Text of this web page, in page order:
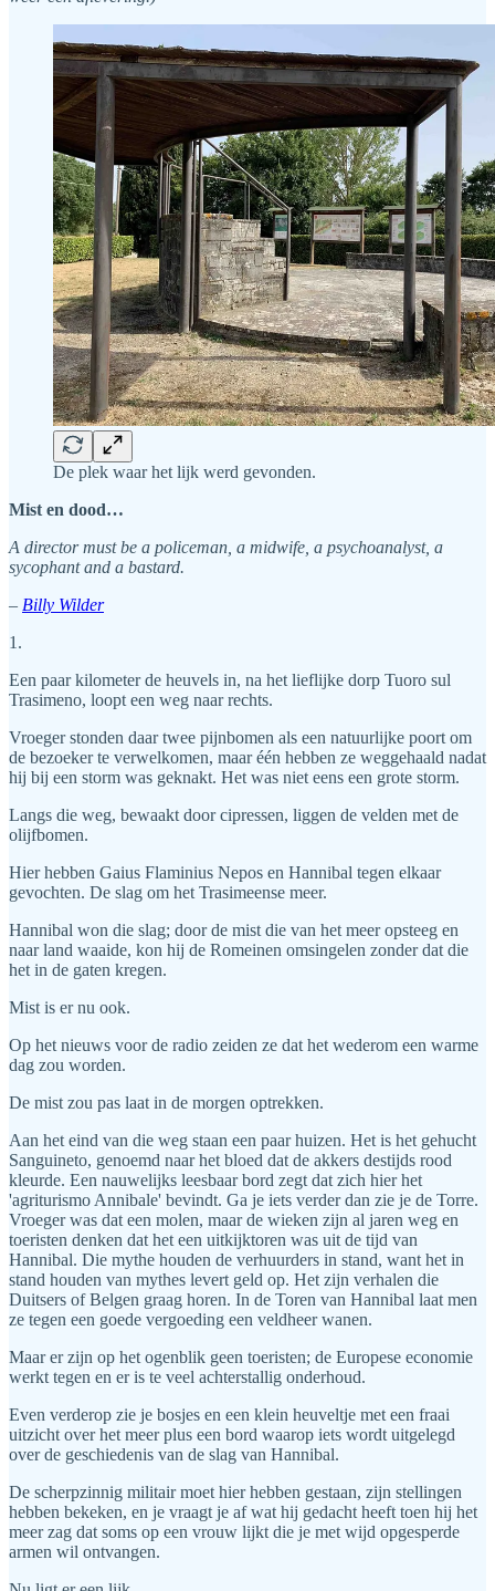
De plek waar het lijk werd gevonden.
Mist en dood…
A director must be a policeman, a midwife, a psychoanalyst, a
sycophant and a bastard.
– Billy Wilder
1.
Een paar kilometer de heuvels in, na het lieflijke dorp Tuoro sul
Trasimeno, loopt een weg naar rechts.
Vroeger stonden daar twee pijnbomen als een natuurlijke poort om
de bezoeker te verwelkomen, maar één hebben ze weggehaald nadat
hij bij een storm was geknakt. Het was niet eens een grote storm.
Langs die weg, bewaakt door cipressen, liggen de velden met de
olijfbomen.
Hier hebben Gaius Flaminius Nepos en Hannibal tegen elkaar
gevochten. De slag om het Trasimeense meer.
Hannibal won die slag; door de mist die van het meer opsteeg en
naar land waaide, kon hij de Romeinen omsingelen zonder dat die
het in de gaten kregen.
Mist is er nu ook.
Op het nieuws voor de radio zeiden ze dat het wederom een warme
dag zou worden.
De mist zou pas laat in de morgen optrekken.
Aan het eind van die weg staan een paar huizen. Het is het gehucht
Sanguineto, genoemd naar het bloed dat de akkers destijds rood
kleurde. Een nauwelijks leesbaar bord zegt dat zich hier het
'agriturismo Annibale' bevindt. Ga je iets verder dan zie je de Torre.
Vroeger was dat een molen, maar de wieken zijn al jaren weg en
toeristen denken dat het een uitkijktoren was uit de tijd van
Hannibal. Die mythe houden de verhuurders in stand, want het in
stand houden van mythes levert geld op. Het zijn verhalen die
Duitsers of Belgen graag horen. In de Toren van Hannibal laat men
ze tegen een goede vergoeding een veldheer wanen.
Maar er zijn op het ogenblik geen toeristen; de Europese economie
werkt tegen en er is te veel achterstallig onderhoud.
Even verderop zie je bosjes en een klein heuveltje met een fraai
uitzicht over het meer plus een bord waarop iets wordt uitgelegd
over de geschiedenis van de slag van Hannibal.
De scherpzinnig militair moet hier hebben gestaan, zijn stellingen
hebben bekeken, en je vraagt je af wat hij gedacht heeft toen hij het
meer zag dat soms op een vrouw lijkt die je met wijd opgesperde
armen wil ontvangen.